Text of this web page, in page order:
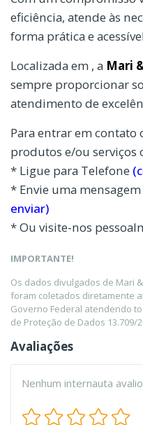
eficiência, atende às
forma prática e
Localizada em , a Mari
sempre proporcionar
atendimento de
Para entrar em contato
produtos e/ou serviços
* Ligue para Telefone
* Envie uma
enviar)
* Ou visite-nos
IMPORTANTE!
Os dados divulgados de Mari
foram coletados diretamente
Governo Federal atendendo
de Proteção de Dados 13.709/
Avaliações
Nenhum internauta